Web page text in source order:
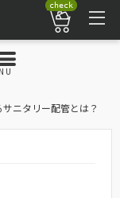
check
ニタリー配管とは？